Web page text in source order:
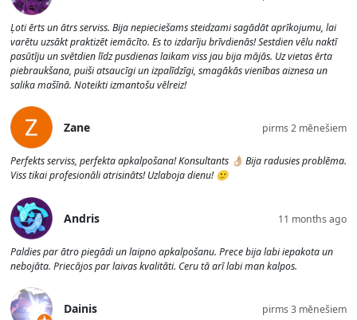
Ļoti ērts un ātrs serviss. Bija nepieciešams steidzami sagādāt aprīkojumu, lai
varētu uzsākt praktizēt iemācīto. Es to izdarīju brīvdienās! Sestdien vēlu naktī
pasūtīju un svētdien līdz pusdienas laikam viss jau bija mājās. Uz vietas ērta
piebraukšana, puiši atsaucīgi un izpalīdzīgi, smagākās vienības aiznesa un
salika mašīnā. Noteikti izmantošu vēlreiz!
Zane pirms 2 mēnešiem
Perfekts serviss, perfekta apkalpošana! Konsultants 👌🏼 Bija radusies problēma.
Viss tikai profesionāli atrisināts! Uzlaboja dienu! 🙂
Andris 11 months ago
Paldies par ātro piegādi un laipno apkalpošanu. Prece bija labi iepakota un
nebojāta. Priecājos par laivas kvalitāti. Ceru tā arī labi man kalpos.
Dainis pirms 3 mēnešiem